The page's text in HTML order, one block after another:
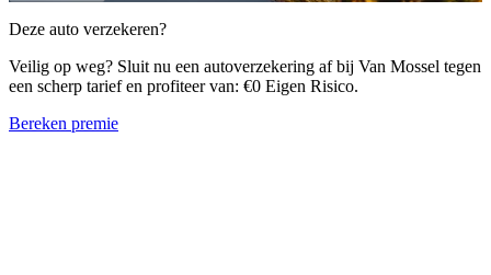
Deze auto verzekeren?
Veilig op weg? Sluit nu een autoverzekering af bij Van Mossel tegen
een scherp tarief en profiteer van: €0 Eigen Risico.
Bereken premie